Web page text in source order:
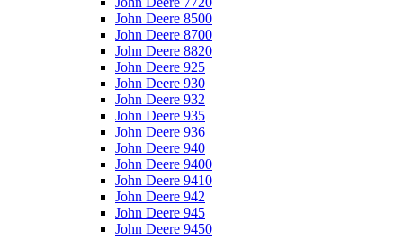
John Deere 8500
John Deere 8700
John Deere 8820
John Deere 925
John Deere 930
John Deere 932
John Deere 935
John Deere 936
John Deere 940
John Deere 9400
John Deere 9410
John Deere 942
John Deere 945
John Deere 9450